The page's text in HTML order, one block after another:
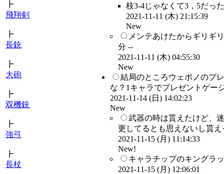
┣
飛翔剣
┣
長銃
┣
大砲
┣
双機銃
┣
強弓
┣
長杖
枝3-4じゃなくて3，5だっ
2021-11-11 (木) 21:15:39
New
メンテあけたからギリギ
分 --
2021-11-11 (木) 04:55:30
New
結局のところウェポノのプ
な？1キャラでプレゼントゲー
2021-11-14 (日) 14:02:23
New
武器の時は貰えたけど、
更してるとも思えないし貰
2021-11-15 (月) 11:14:33
New!
キャラチップのキングラ
2021-11-15 (月) 12:06:01